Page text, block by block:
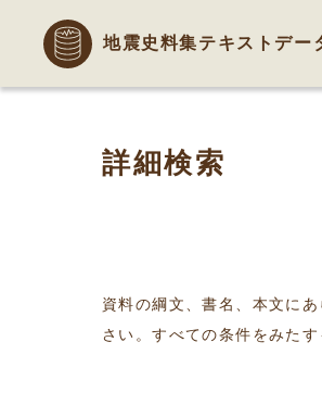
地震史料集テキストデー
詳細検索
資料の綱文、書名、本文に
さい。すべての条件をみた